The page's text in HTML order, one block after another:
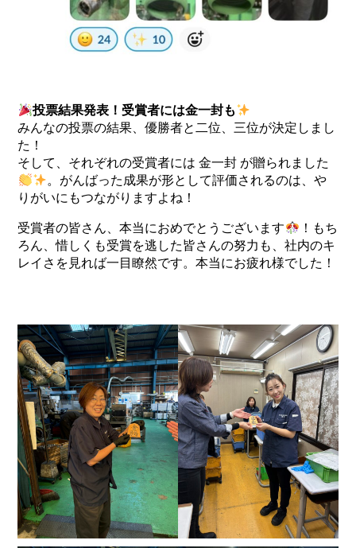
投票結果発表！受賞者には金一封も
みんなの投票の結果、優勝者と二位、三位が決定しまし
た！
そして、それぞれの受賞者には 金一封 が贈られました
。がんばった成果が形として評価されるのは、や
りがいにもつながりますよね！
受賞者の皆さん、本当におめでとうございます
！もち
ろん、惜しくも受賞を逃した皆さんの努力も、社内のキ
レイさを見れば一目瞭然です。本当にお疲れ様でした！